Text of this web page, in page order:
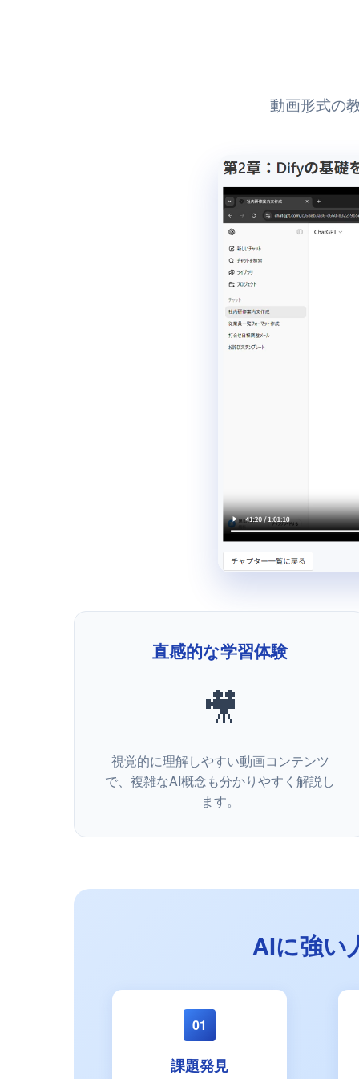
動画形式の
直感的な学習体験
🎥
視覚的に理解しやすい動画コンテンツ
で、複雑なAI概念も分かりやすく解説し
ます。
AIに強い
01
課題発見